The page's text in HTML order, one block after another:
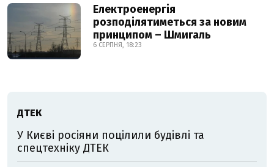
Електроенергія
розподілятиметься за новим
принципом – Шмигаль
6 СЕРПНЯ, 18:23
ДТЕК
У Києві росіяни поцілили будівлі та
спецтехніку ДТЕК